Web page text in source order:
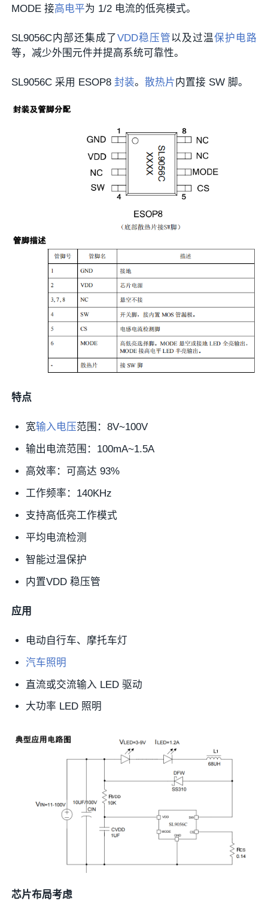
MODE 接高电平为 1/2 电流的低亮模式。
SL9056C内部还集成了VDD稳压管以及过温保护电路
等，减少外围元件并提高系统可靠性。
SL9056C 采用 ESOP8封装。散热片内置接 SW 脚。
特点
宽输入电压范围：8V~100V
输出电流范围：100mA~1.5A
高效率：可高达 93%
工作频率：140KHz
支持高低亮工作模式
平均电流检测
智能过温保护
内置VDD 稳压管
应用
电动自行车、摩托车灯
汽车照明
直流或交流输入 LED 驱动
大功率 LED 照明
芯片布局考虑